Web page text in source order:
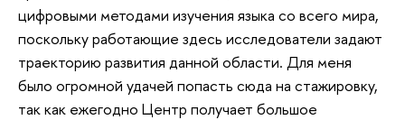
цифровыми методами изучения языка со всего мира,
поскольку работающие здесь исследователи задают
траекторию развития данной области. Для меня
было огромной удачей попасть сюда на стажировку,
так как ежегодно Центр получает большое